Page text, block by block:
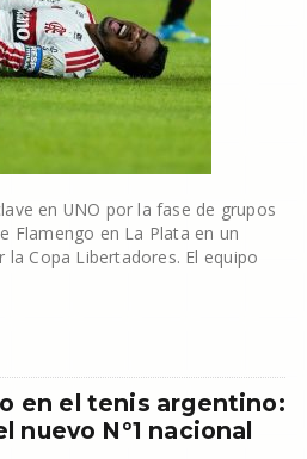
en UNO por la fase de grupos
Flamengo en La Plata en un
Copa Libertadores. El equipo
en el tenis argentino:
nuevo N°1 nacional